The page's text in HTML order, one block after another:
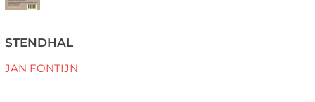
STENDHAL
JAN FONTIJN